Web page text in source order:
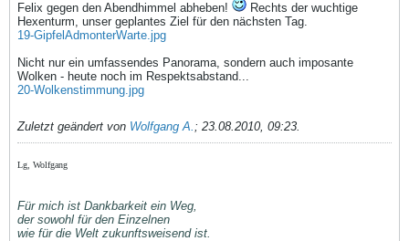
Felix gegen den Abendhimmel abheben!
Rechts der wuchtige
Hexenturm, unser geplantes Ziel für den nächsten Tag.
19-GipfelAdmonterWarte.jpg
Nicht nur ein umfassendes Panorama, sondern auch imposante
Wolken - heute noch im Respektsabstand...
20-Wolkenstimmung.jpg
Zuletzt geändert von Wolfgang A.; 23.08.2010, 09:23.
Lg, Wolfgang
Für mich ist Dankbarkeit ein Weg,
der sowohl für den Einzelnen
wie für die Welt zukunftsweisend ist.